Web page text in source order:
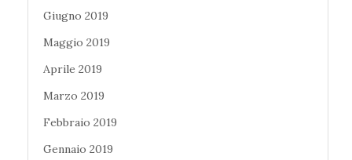
Giugno 2019
Maggio 2019
Aprile 2019
Marzo 2019
Febbraio 2019
Gennaio 2019